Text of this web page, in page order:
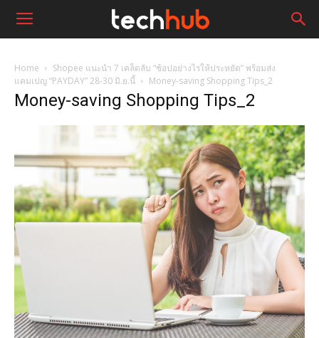
Home
Shopee แนะนำ 7 เคล็ดลับ “ช้อปอย่างไรให้ประหยัด” พร้อมส่ง
แคมเปญ “PAYDAY” 28-30 มิ.ย.นี้
Money-saving Shopping Tips_2
Money-saving Shopping Tips_2